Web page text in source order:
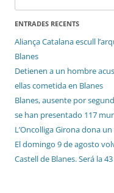
ENTRADES RECENTS
Aliança Catalana escull
Blanes
Detienen a un hombre
ellas cometida en Blanes
Blanes, ausente por
se han presentado 117
L’Oncolliga Girona dona
El domingo 9 de agosto
Castell de Blanes. Será la